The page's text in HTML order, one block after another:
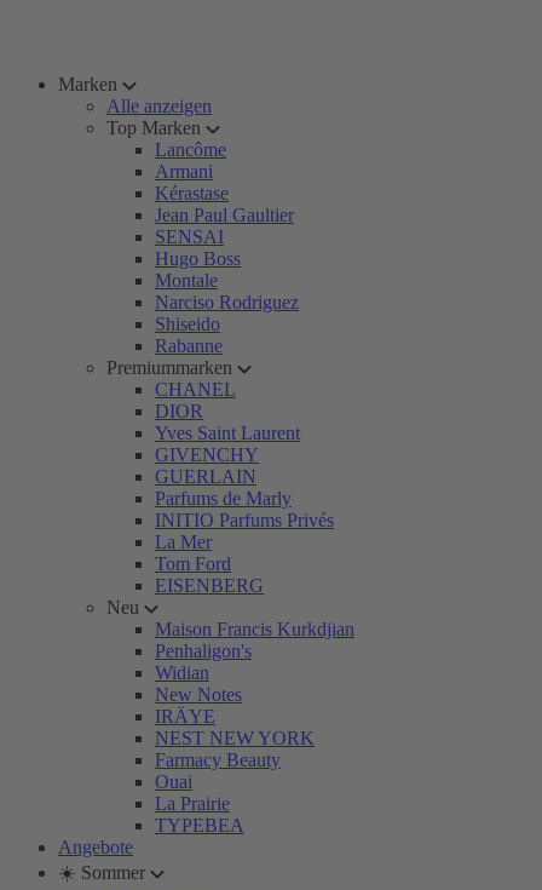
Marken
Alle anzeigen
Top Marken
Lancôme
Armani
Kérastase
Jean Paul Gaultier
SENSAI
Hugo Boss
Montale
Narciso Rodriguez
Shiseido
Rabanne
Premiummarken
CHANEL
DIOR
Yves Saint Laurent
GIVENCHY
GUERLAIN
Parfums de Marly
INITIO Parfums Privés
La Mer
Tom Ford
EISENBERG
Neu
Maison Francis Kurkdjian
Penhaligon's
Widian
New Notes
IRÄYE
NEST NEW YORK
Farmacy Beauty
Ouai
La Prairie
TYPEBEA
Angebote
☀️ Sommer